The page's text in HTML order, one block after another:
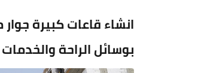
بوسائل الراحة